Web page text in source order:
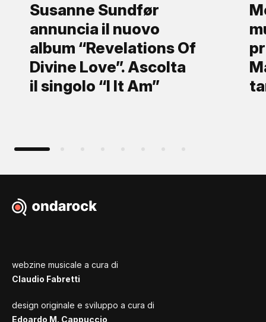
Susanne Sundfør
annuncia il nuovo
album “Revelations Of
Divine Love”. Ascolta
il singolo “I It Am”
webzine musicale a cura di
Claudio Fabretti
design originale e sviluppo a cura di
Edoardo M. Cappuccio